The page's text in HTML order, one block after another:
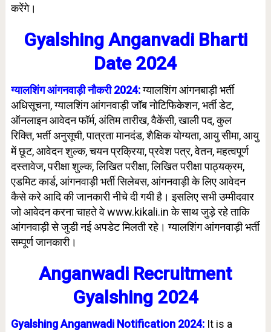
करेंगे।
Gyalshing Anganvadi Bharti
Date 2024
ग्यालशिंग आंगनवाड़ी नौकरी 2024:ग्यालशिंग आंगनबाड़ी भर्ती
अधिसूचना, ग्यालशिंग आंगनवाड़ी जॉब नोटिफिकेशन, भर्ती डेट,
ऑनलाइन आवेदन फॉर्म, अंतिम तारीख, वैकेंसी, खाली पद, कुल
रिक्ति, भर्ती अनुसूची,पात्रता मानदंड, शैक्षिक योग्यता,आयु सीमा, आयु
में छूट, आवेदन शुल्क, चयन प्रक्रिया,प्रवेश पत्र, वेतन, महत्वपूर्ण
दस्तावेज,परीक्षा शुल्क,लिखित परीक्षा,लिखित परीक्षा पाठ्यक्रम,
एडमिट कार्ड,आंगनवाड़ी भर्ती सिलेबस, आंगनवाड़ी के लिए आवेदन
कैसे करे आदि की जानकारी नीचे दी गयी है। इसलिए सभी उम्मीदवार
जो आवेदन करना चाहते वे www.kikali.in के साथ जुड़े रहे ताकि
आंगनवाड़ी से जुडी नई अपडेट मिलती रहे। ग्यालशिंग आंगनवाड़ी भर्ती
सम्पूर्ण जानकारी।
Anganwadi Recruitment
Gyalshing 2024
Gyalshing Anganwadi Notification 2024:It is a